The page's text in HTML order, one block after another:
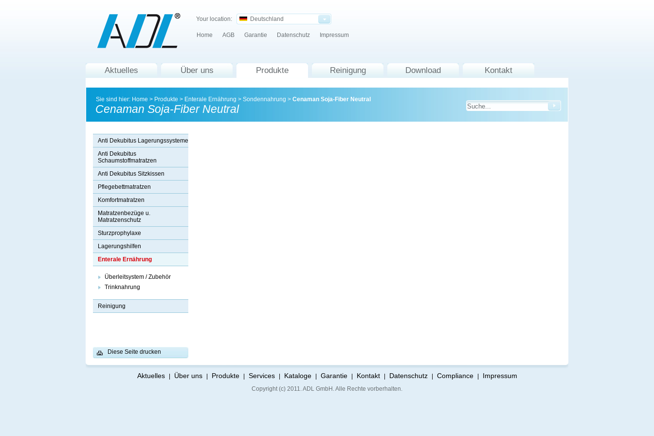
Your location: Deutschland
Home AGB Garantie Datenschutz Impressum
KOSTENLOSE HOTLINE
Aktuelles Über uns Produkte Reinigung Download Kontakt
Sie sind hier: Home > Produkte > Enterale Ernährung > Sondennahrung > Cenaman Soja-Fiber Neutral
Cenaman Soja-Fiber Neutral
Anti Dekubitus Lagerungssysteme
Anti Dekubitus
Schaumstoffmatratzen
Anti Dekubitus Sitzkissen
Pflegebettmatratzen
Komfortmatratzen
Matratzenbezüge u.
Matratzenschutz
Sturzprophylaxe
Lagerungshilfen
Enterale Ernährung
Überleitsystem / Zubehör
Trinknahrung
Reinigung
Diese Seite drucken
Aktuelles Über uns Produkte Services Kataloge Garantie Kontakt Datenschutz Compliance Impressum
Copyright (c) 2011. ADL GmbH. Alle Rechte vorberhalten.